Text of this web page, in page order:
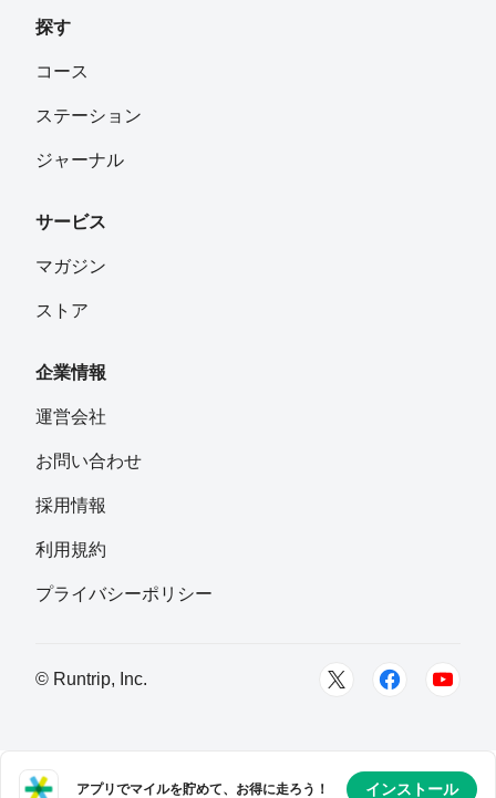
探す
コース
ステーション
ジャーナル
サービス
マガジン
ストア
企業情報
運営会社
お問い合わせ
採用情報
利用規約
プライバシーポリシー
© Runtrip, Inc.
アプリでマイルを貯めて、お得に走ろう！ インストール